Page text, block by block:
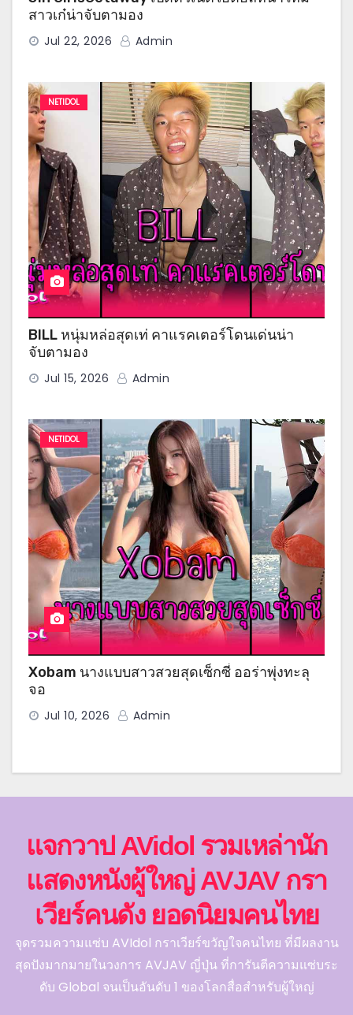
สาวเก๋น่าจับตามอง
Jul 22, 2026 Admin
NETIDOL
BILL หนุ่มหล่อสุดเท่ คาแรคเตอร์โดนเด่นน่า
จับตามอง
Jul 15, 2026 Admin
NETIDOL
Xobam นางแบบสาวสวยสุดเซ็กซี่ ออร่าพุ่งทะลุ
จอ
Jul 10, 2026 Admin
แจกวาป AVidol รวมเหล่านัก
แสดงหนังผู้ใหญ่ AVJAV กรา
เวียร์คนดัง ยอดนิยมคนไทย
จุดรวมความแซ่บ AVIdol กราเวียร์ขวัญใจคนไทย ที่มีผลงาน
สุดปังมากมายในวงการ AVJAV ญี่ปุ่น ที่การันตีความแซ่บระ
ดับ Global จนเป็นอันดับ 1 ของโลกสื่อสำหรับผู้ใหญ่